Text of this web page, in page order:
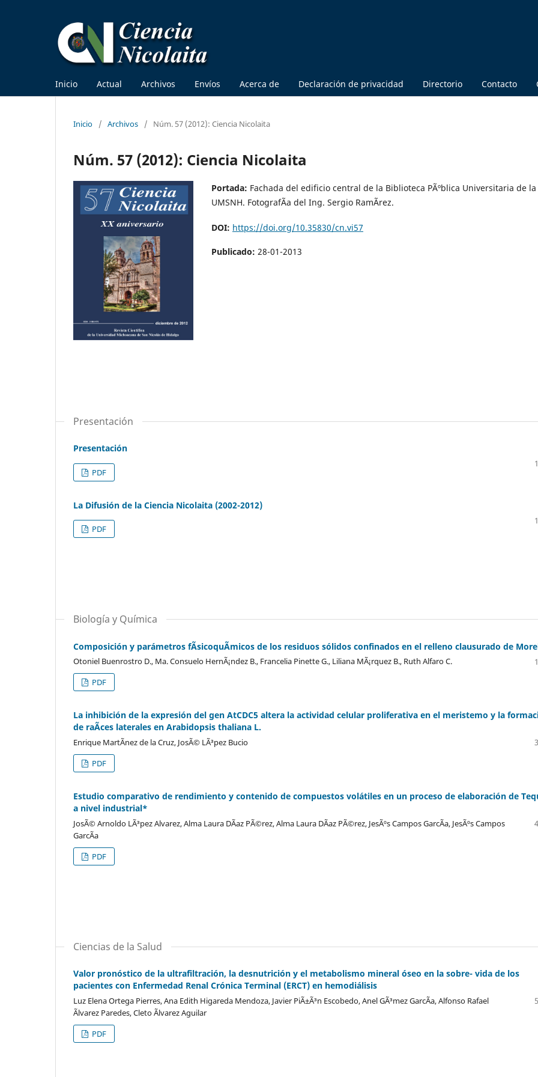
Inicio Actual Archivos Envíos Acerca de Declaración de privacidad Directorio Contacto
Inicio / Archivos / Núm. 57 (2012): Ciencia Nicolaita
Núm. 57 (2012): Ciencia Nicolaita
Portada: Fachada del edificio central de la Biblioteca PÃºblica Universitaria de la
UMSNH. FotografÃ­a del Ing. Sergio RamÃ­rez.
DOI: https://doi.org/10.35830/cn.vi57
Publicado: 28-01-2013
Presentación
Presentación
PDF
La Difusión de la Ciencia Nicolaita (2002-2012)
PDF
Biología y Química
Composición y parámetros fÃ­sicoquÃ­micos de los residuos sólidos confinados en el relleno clausurado de
Otoniel Buenrostro D., Ma. Consuelo HernÃ¡ndez B., Francelia Pinette G., Liliana MÃ¡rquez B., Ruth Alfaro C.
PDF
La inhibición de la expresión del gen AtCDC5 altera la actividad celular proliferativa en el meristemo y la
de raÃ­ces laterales en Arabidopsis thaliana L.
Enrique MartÃ­nez de la Cruz, JosÃ© LÃ³pez Bucio
PDF
Estudio comparativo de rendimiento y contenido de compuestos volátiles en un proceso de elaboración de
a nivel industrial*
JosÃ© Arnoldo LÃ³pez Alvarez, Alma Laura DÃ­az PÃ©rez, Alma Laura DÃ­az PÃ©rez, JesÃºs Campos GarcÃ­a, JesÃºs Campos
GarcÃ­a
PDF
Ciencias de la Salud
Valor pronóstico de la ultrafiltración, la desnutrición y el metabolismo mineral óseo en la sobre- vida de los
pacientes con Enfermedad Renal Crónica Terminal (ERCT) en hemodiálisis
Luz Elena Ortega Pierres, Ana Edith Higareda Mendoza, Javier PiÃ±Ã³n Escobedo, Anel GÃ³mez GarcÃ­a, Alfonso Rafael
Ãlvarez Paredes, Cleto Ãlvarez Aguilar
PDF